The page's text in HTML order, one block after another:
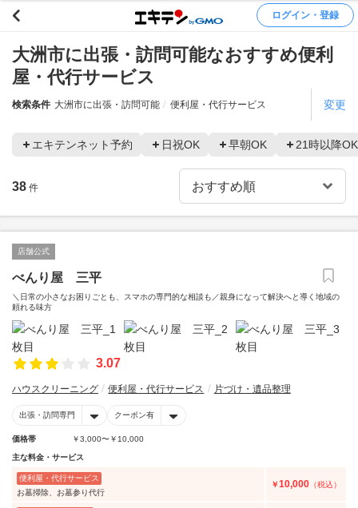
ログイン・登録
大洲市に出張・訪問可能なおすすめ便利
屋・代行サービス
検索条件 大洲市に出張・訪問可能 便利屋・代行サービス 変更
エキテンネット予約 日祝OK 早朝OK 21時以降OK
38 件
店舗公式
べんり屋 三平
＼日常の小さなお困りごとも、スマホの専門的な相談も／親身になって解決へと導く地域の
頼れる味方
3.07
ハウスクリーニング 便利屋・代行サービス 片づけ・遺品整理
出張・訪問専門 クーポン有
価格帯 ￥3,000〜￥10,000
主な料金・サービス
便利屋・代行サービス
お墓掃除、お墓参り代行
￥10,000 （税込）